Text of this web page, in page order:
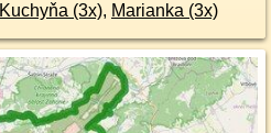
Kuchyňa (3x), Marianka (3x)